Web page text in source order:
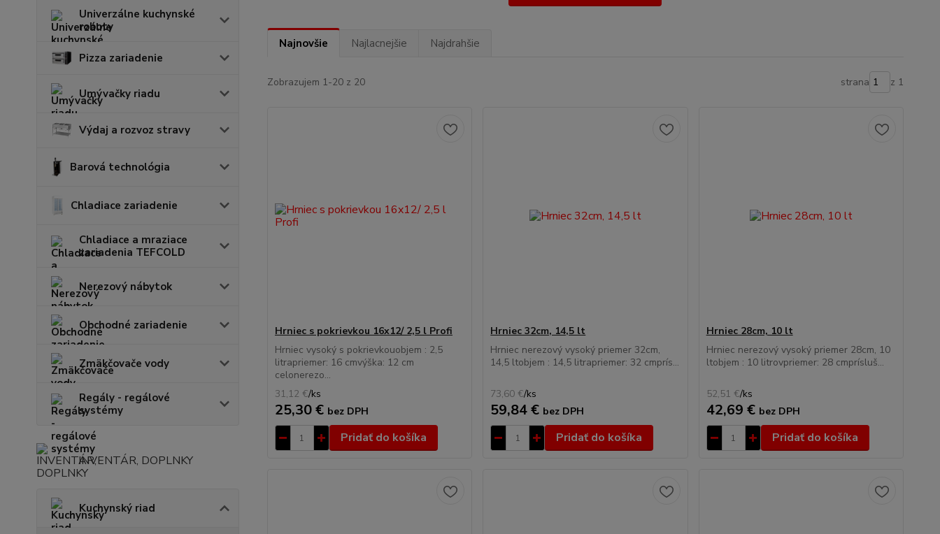
Univerzálne kuchynské
roboty
Pizza zariadenie
Umývačky riadu
Výdaj a rozvoz stravy
Barová technológia
Chladiace zariadenie
Chladiace a mraziace
zariadenia TEFCOLD
Nerezový nábytok
Obchodné zariadenie
Zmäkčovače vody
Regály - regálové
systémy
INVENTÁR, DOPLNKY
Kuchynský riad
Najnovšie Najlacnejšie Najdrahšie
Zobrazujem 1-20 z 20 strana z 1
Hrniec s pokrievkou 16x12/ 2,5 l Profi
Hrniec vysoký s pokrievkouobjem : 2,5
litrapriemer: 16 cmvýška: 12 cm
celonerezo...
31,12 €/ks
25,30 € bez DPH
Pridať do košíka
Hrniec 32cm, 14,5 lt
Hrniec nerezový vysoký priemer 32cm,
14,5 ltobjem : 14,5 litrapriemer: 32 cmprís...
73,60 €/ks
59,84 € bez DPH
Pridať do košíka
Hrniec 28cm, 10 lt
Hrniec nerezový vysoký priemer 28cm, 10
ltobjem : 10 litrovpriemer: 28 cmprísluš...
52,51 €/ks
42,69 € bez DPH
Pridať do košíka